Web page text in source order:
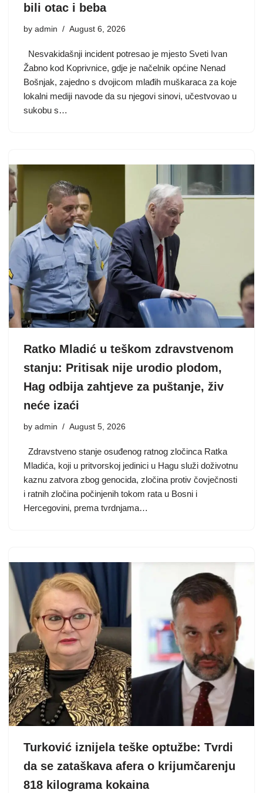
bili otac i beba
by admin August 6, 2026
Nesvakidašnji incident potresao je mjesto Sveti Ivan
Žabno kod Koprivnice, gdje je načelnik općine Nenad
Bošnjak, zajedno s dvojicom mlađih muškaraca za koje
lokalni mediji navode da su njegovi sinovi, učestvovao u
sukobu s…
Ratko Mladić u teškom zdravstvenom
stanju: Pritisak nije urodio plodom,
Hag odbija zahtjeve za puštanje, živ
neće izaći
by admin August 5, 2026
Zdravstveno stanje osuđenog ratnog zločinca Ratka
Mladića, koji u pritvorskoj jedinici u Hagu služi doživotnu
kaznu zatvora zbog genocida, zločina protiv čovječnosti
i ratnih zločina počinjenih tokom rata u Bosni i
Hercegovini, prema tvrdnjama…
Turković iznijela teške optužbe: Tvrdi
da se zataškava afera o krijumčarenju
818 kilograma kokaina